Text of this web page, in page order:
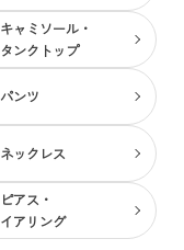
キャミソール・
タンクトップ
パンツ
ネックレス
ピアス・
イアリング